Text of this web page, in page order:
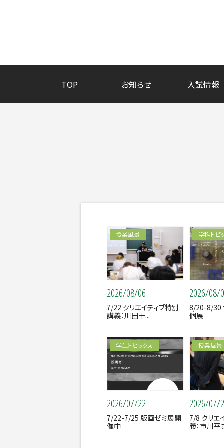
TOP お知らせ 入試情報
授業風景
2026/08/06
7/22 クリエイティブ特別
講義：川田十...
学科トピ
2026/08/
8/20-8/30
個展
学生トピックス
2026/07/22
7/22-7/25 版画ゼミ展開
催中
授業風景
2026/07/
7/8 クリエ
義：市川平